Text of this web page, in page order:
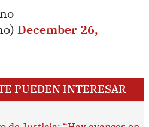
December 26,
PUEDEN INTERESAR